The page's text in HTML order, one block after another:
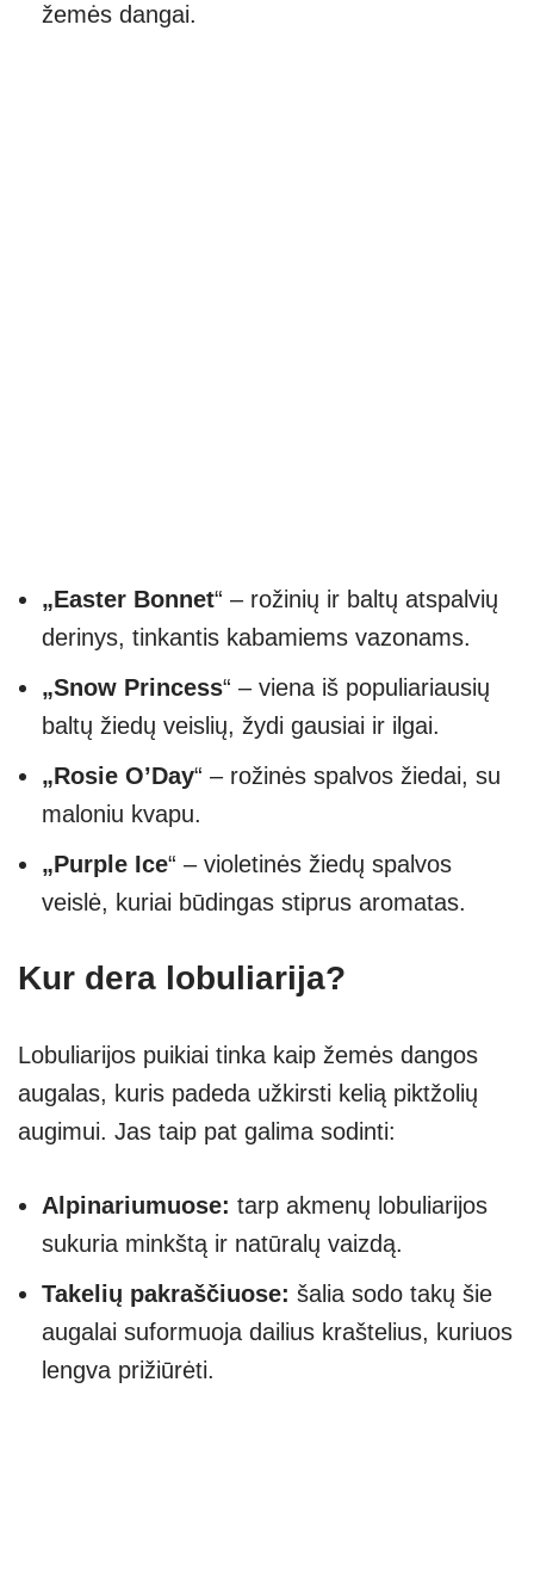
žemės dangai.
„Easter Bonnet“ – rožinių ir baltų atspalvių
derinys, tinkantis kabamiems vazonams.
„Snow Princess“ – viena iš populiariausių
baltų žiedų veislių, žydi gausiai ir ilgai.
„Rosie O’Day“ – rožinės spalvos žiedai, su
maloniu kvapu.
„Purple Ice“ – violetinės žiedų spalvos
veislė, kuriai būdingas stiprus aromatas.
Kur dera lobuliarija?
Lobuliarijos puikiai tinka kaip žemės dangos
augalas, kuris padeda užkirsti kelią piktžolių
augimui. Jas taip pat galima sodinti:
Alpinariumuose: tarp akmenų lobuliarijos
sukuria minkštą ir natūralų vaizdą.
Takelių pakraščiuose: šalia sodo takų šie
augalai suformuoja dailius kraštelius, kuriuos
lengva prižiūrėti.